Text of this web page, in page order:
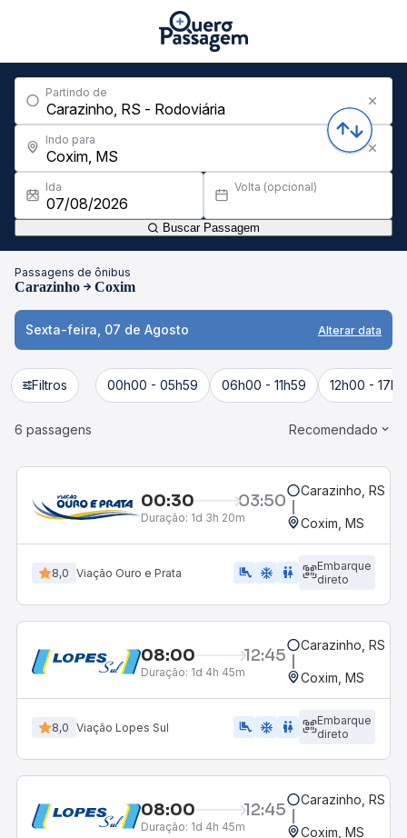
Partindo de
Indo para
Ida Volta (opcional)
Buscar Passagem
Passagens de ônibus
Carazinho Coxim
Sexta-feira, 07 de Agosto Alterar data
Filtros 00h00 - 05h59 06h00 - 11h59 12h00 -
6 passagens Recomendado
00:30 03:50
Duração: 1d 3h 20m
Carazinho, RS -
Coxim, MS
8,0 Viação Ouro e Prata airline_seat_legroom_extra ac_unit WC
Embarque
direto
08:00 12:45
Duração: 1d 4h 45m
Carazinho, RS -
Coxim, MS
8,0 Viação Lopes Sul airline_seat_legroom_extra ac_unit wc
Embarque
direto
08:00 12:45
Duração: 1d 4h 45m
Carazinho, RS -
Coxim, MS